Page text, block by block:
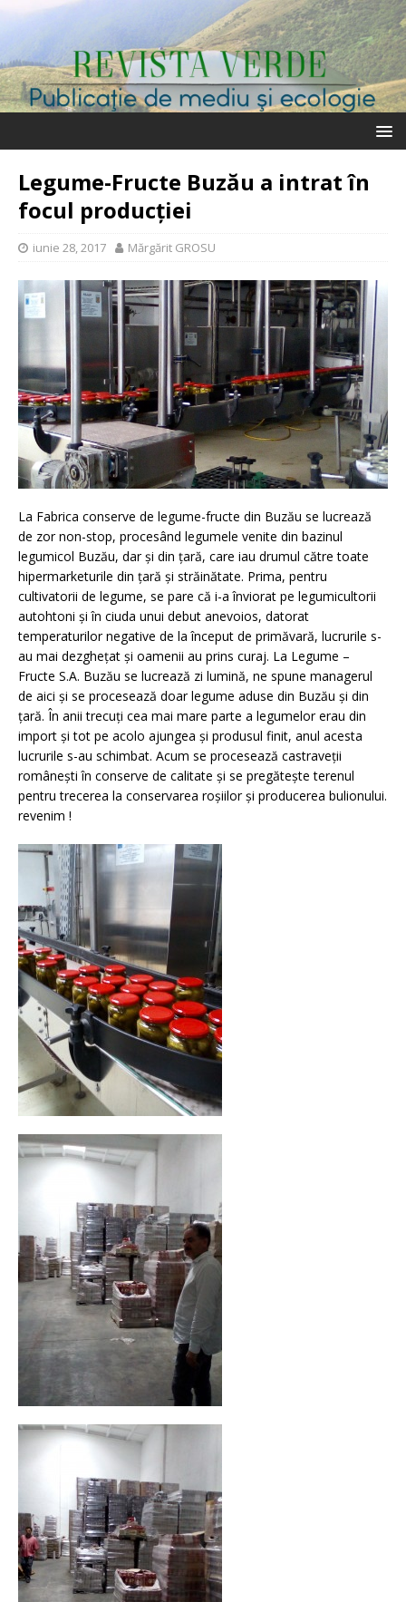
Legume-Fructe Buzău a intrat în
focul producției
iunie 28, 2017 Mărgărit GROSU
La Fabrica conserve de legume-fructe din Buzău se lucrează
de zor non-stop, procesând legumele venite din bazinul
legumicol Buzău, dar și din țară, care iau drumul către toate
hipermarketurile din țară și străinătate. Prima, pentru
cultivatorii de legume, se pare că i-a înviorat pe legumicultorii
autohtoni și în ciuda unui debut anevoios, datorat
temperaturilor negative de la început de primăvară, lucrurile s-
au mai dezghețat și oamenii au prins curaj. La Legume –
Fructe S.A. Buzău se lucrează zi lumină, ne spune managerul
de aici și se procesează doar legume aduse din Buzău și din
țară. În anii trecuți cea mai mare parte a legumelor erau din
import și tot pe acolo ajungea și produsul finit, anul acesta
lucrurile s-au schimbat. Acum se procesează castraveții
românești în conserve de calitate și se pregătește terenul
pentru trecerea la conservarea roșiilor și producerea bulionului.
revenim !